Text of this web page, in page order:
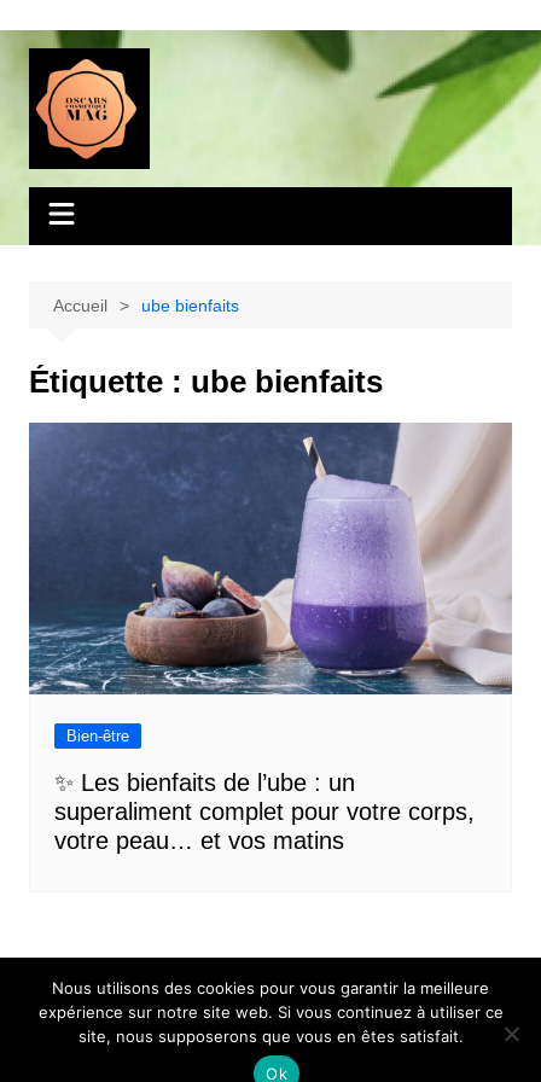
contenu
Accueil ube bienfaits
Étiquette : ube bienfaits
Bien-être
✨ Les bienfaits de l’ube : un
superaliment complet pour votre corps,
votre peau… et vos matins
Nous utilisons des cookies pour vous garantir la meilleure
expérience sur notre site web. Si vous continuez à utiliser ce
site, nous supposerons que vous en êtes satisfait.
Ok